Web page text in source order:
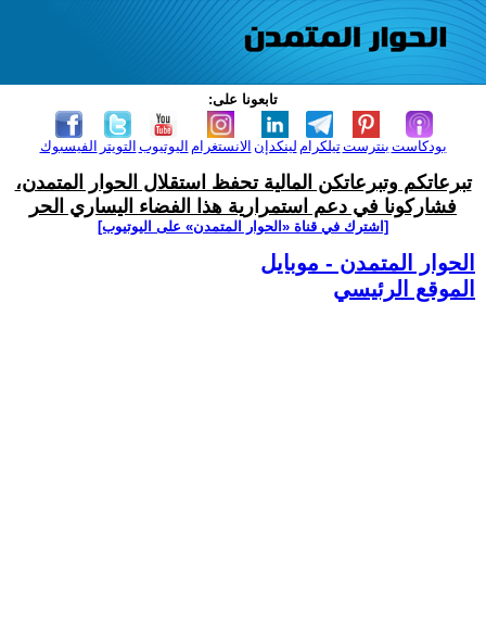
تابعونا على:
الفيسبوك التويتر اليوتيوب الانستغرام لينكدإن تيلكرامبنترست بودكاست
تبرعاتكم وتبرعاتكن المالية تحفظ استقلال الحوار المتمدن،
فشاركونا في دعم استمرارية هذا الفضاء اليساري الحر
[اشترك في قناة ‫«الحوار المتمدن» على اليوتيوب]
الحوار المتمدن - موبايل
الموقع الرئيسي